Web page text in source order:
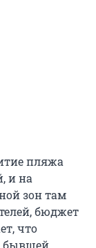
пляжа
и на
зон там
бюджет
что
бывшей